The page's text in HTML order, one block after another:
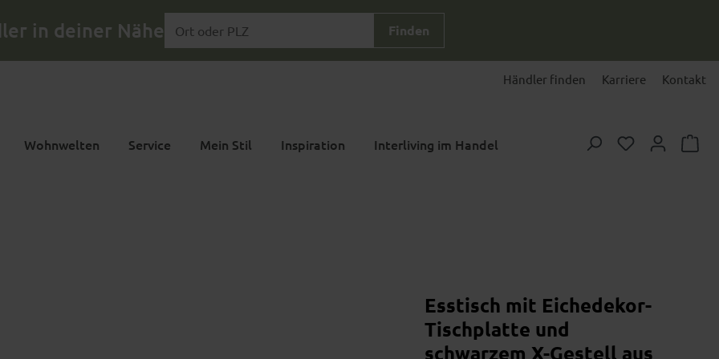
in deiner Nähe Finden
Händler finden Karriere Kontakt
Wohnwelten Service Mein Stil Inspiration Interliving im Handel Du hast 0
Esstisch mit Eichedekor-
Tischplatte und
schwarzem X-Gestell aus